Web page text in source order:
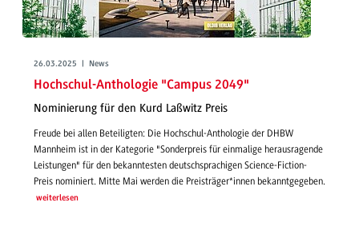
26.03.2025 | News
Hochschul-Anthologie "Campus 2049"
Nominierung für den Kurd Laßwitz Preis
Freude bei allen Beteiligten: Die Hochschul-Anthologie der DHBW
Mannheim ist in der Kategorie "Sonderpreis für einmalige herausragende
Leistungen" für den bekanntesten deutschsprachigen Science-Fiction-
Preis nominiert. Mitte Mai werden die Preisträger*innen bekanntgegeben.
weiterlesen